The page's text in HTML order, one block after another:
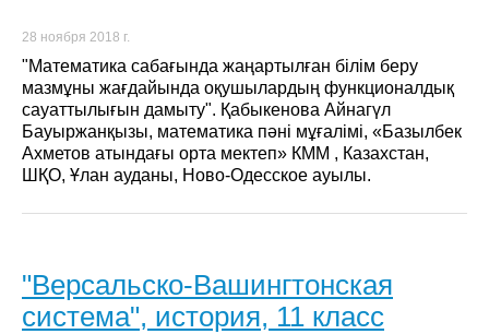
28 ноября 2018 г.
"Математика сабағында жаңартылған білім беру
мазмұны жағдайында оқушылардың функционалдық
сауаттылығын дамыту". Қабыкенова Айнагүл
Бауыржанқызы, математика пәні мұғалімі, «Базылбек
Ахметов атындағы орта мектеп» КММ , Казахстан,
ШҚО, Ұлан ауданы, Ново-Одесское ауылы.
"Версальско-Вашингтонская
система", история, 11 класс